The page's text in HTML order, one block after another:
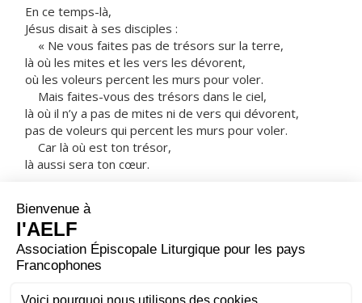
En ce temps-là,
Jésus disait à ses disciples :
« Ne vous faites pas de trésors sur la terre,
là où les mites et les vers les dévorent,
où les voleurs percent les murs pour voler.
Mais faites-vous des trésors dans le ciel,
là où il n’y a pas de mites ni de vers qui dévorent,
pas de voleurs qui percent les murs pour voler.
Car là où est ton trésor,
là aussi sera ton cœur.
Donc, si ton œil est limpide,
ton corps tout entier sera dans la lumière ;
mais si ton œil est mauvais,
ton corps tout entier sera dans les ténèbres.
Si donc la lumière qui est en toi est ténèbres,
comme elles seront grandes, les ténèbres ! »